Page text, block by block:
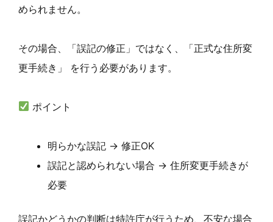
められません。
その場合、「誤記の修正」ではなく、「正式な住所変
更手続き」 を行う必要があります。
ポイント
明らかな誤記 → 修正OK
誤記と認められない場合 → 住所変更手続きが
必要
誤記かどうかの判断は特許庁が行うため、不安な場合